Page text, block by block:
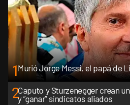
1Murió Jorge Messi, el papá de
2Caputo y Sturzenegger crean
y “ganar” sindicatos aliados